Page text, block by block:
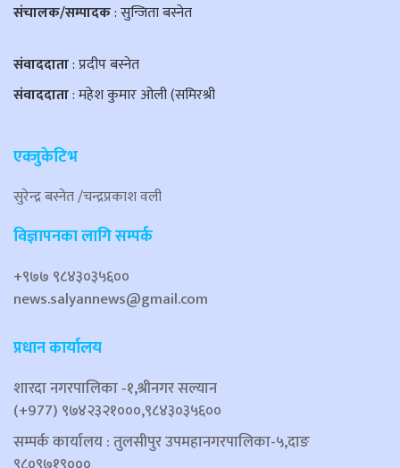
संचालक/सम्पादक: सुन्जिता बस्नेत
संवाददाता: प्रदीप बस्नेत
संवाददाता: महेश कुमार ओली (समिरश्री
एक्जुकेटिभ
सुरेन्द्र बस्नेत /चन्द्रप्रकाश वली
विज्ञापनका लागि सम्पर्क
+९७७ ९८४३०३५६००
news.salyannews@gmail.com
प्रधान कार्यालय
शारदा नगरपालिका ‐१,श्रीनगर सल्यान
(+977) ९७४२३२१०००,९८४३०३५६००
सम्पर्क कार्यालय : तुलसीपुर उपमहानगरपालिका-५,दाङ